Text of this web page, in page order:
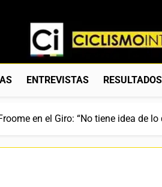
Ciclismo
Web Dedicada Al Ciclismo
ENTREVISTAS RESULTADOS
en el Giro: “No tiene idea de lo